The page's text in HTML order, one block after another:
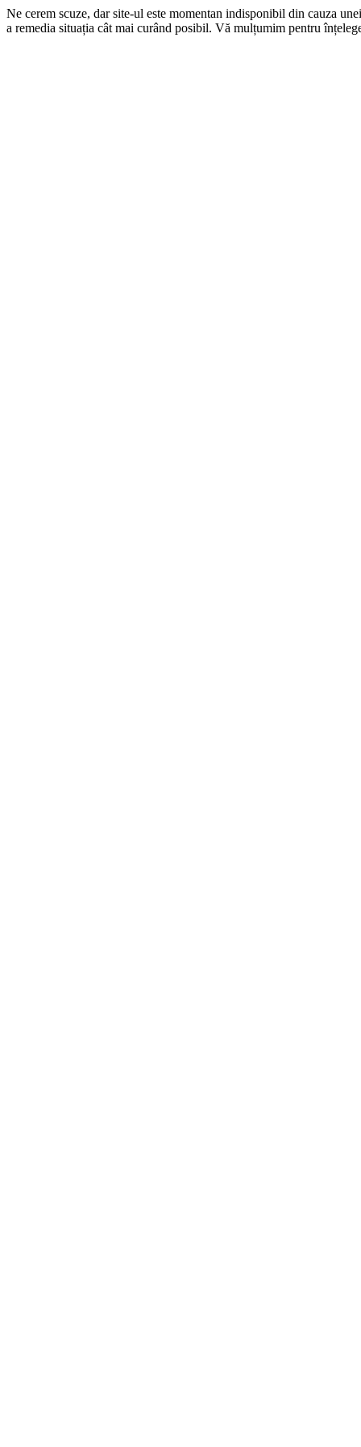
Ne cerem scuze, dar site-ul este momentan indisponibil din cauza
a remedia situația cât mai curând posibil. Vă mulțumim pentru